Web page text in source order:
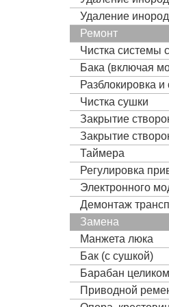
Удаление
Ремонт
Чистка системы
Бака (включая
Разблокировка
Чистка сушки
Закрытие
Закрытие
Таймера
Регулировка
Электронного
Демонтаж
Замена
Манжета люка
Бак (с сушкой)
Барабан целиком
Приводной